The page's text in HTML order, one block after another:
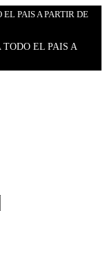
PAIS A PARTIR DE
TODO EL PAIS A